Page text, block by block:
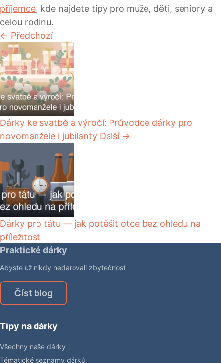
příjemce, kde najdete tipy pro muže, děti, seniory a
celou rodinu.
← Předchozí
Dárky ke svatbě a výročí: Průvodce dárky pro
novomanžele i jubilanty Další →
Dárky pro tátu — jak potěšit otce bez ohledu na
příležitost
Praktické dárky
Abyste už nikdy nedarovali zbytečnost
Číst blog
Tipy na dárky
Všechny naše dárky
Tématické seznamy dárků